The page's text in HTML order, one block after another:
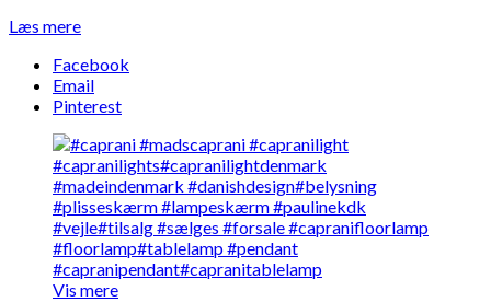
Læs mere
Facebook
Email
Pinterest
Vis mere